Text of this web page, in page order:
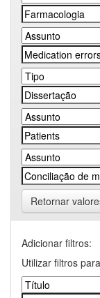
Retornar
Adicionar filtros:
Utilizar filtros